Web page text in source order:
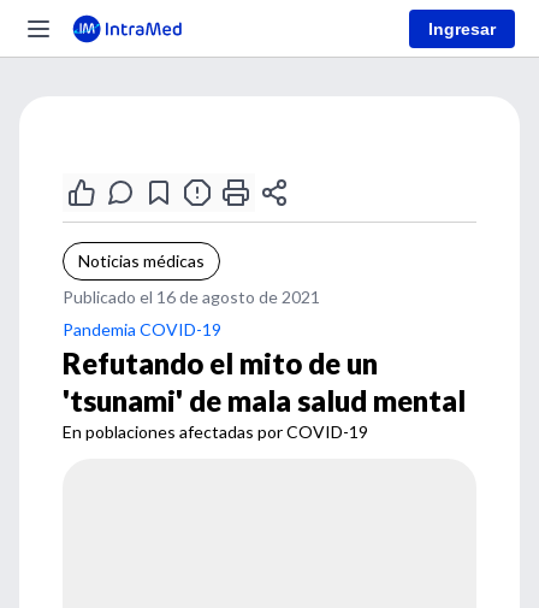
Ingresar
Noticias médicas
Publicado el 16 de agosto de 2021
Pandemia COVID-19
Refutando el mito de un
'tsunami' de mala salud mental
En poblaciones afectadas por COVID-19